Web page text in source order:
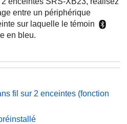
entre un périphérique
sur laquelle le témoin
en bleu.
fil sur 2 enceintes (fonction